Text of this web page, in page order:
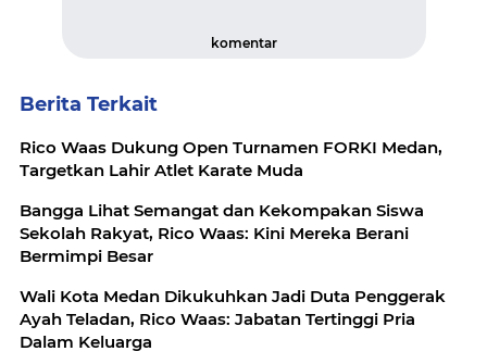
komentar
Berita Terkait
Rico Waas Dukung Open Turnamen FORKI Medan,
Targetkan Lahir Atlet Karate Muda
Bangga Lihat Semangat dan Kekompakan Siswa
Sekolah Rakyat, Rico Waas: Kini Mereka Berani
Bermimpi Besar
Wali Kota Medan Dikukuhkan Jadi Duta Penggerak
Ayah Teladan, Rico Waas: Jabatan Tertinggi Pria
Dalam Keluarga